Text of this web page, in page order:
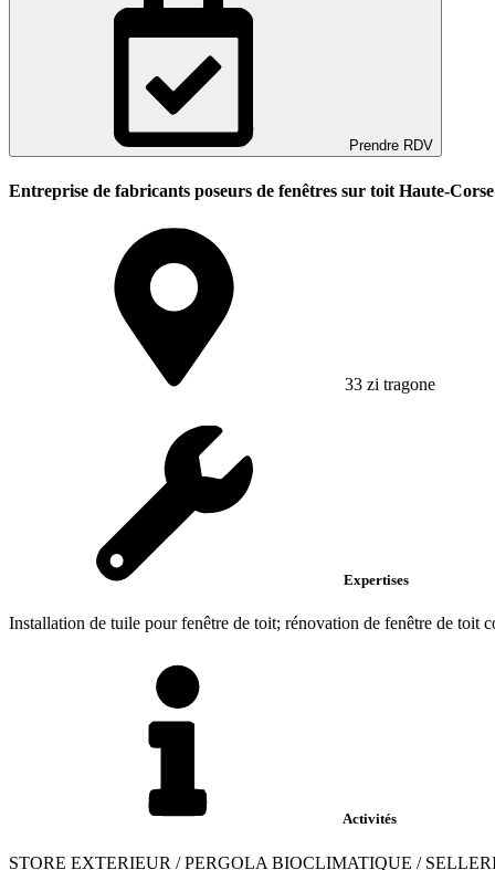
Prendre RDV
Entreprise de fabricants poseurs de fenêtres sur toit Haute-
33 zi tragone
Expertises
Installation de tuile pour fenêtre de toit; rénovation de fenêtre de toit
Activités
STORE EXTERIEUR / PERGOLA BIOCLIMATIQUE /